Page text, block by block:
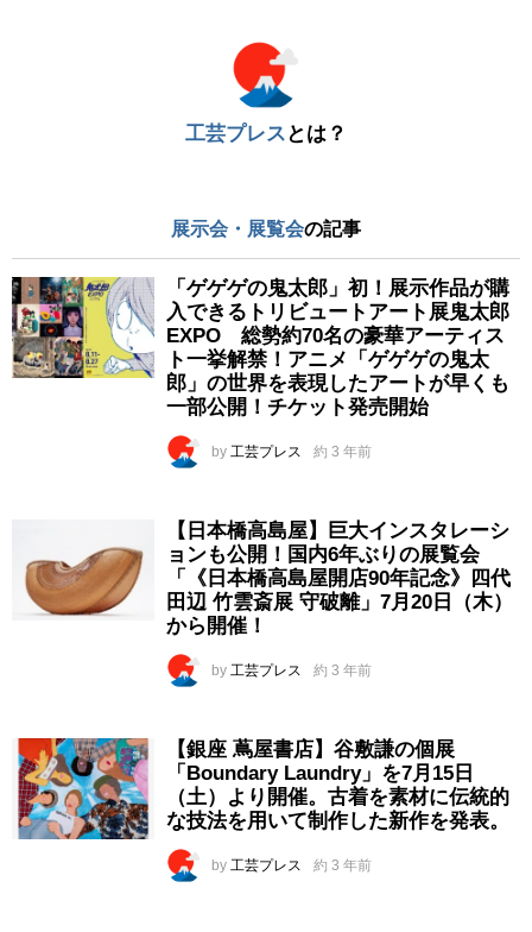
工芸プレス とは？
展示会・展覧会の記事
「ゲゲゲの鬼太郎」初！展示作品が購
入できるトリビュートアート展鬼太郎
EXPO 総勢約70名の豪華アーティス
ト一挙解禁！アニメ「ゲゲゲの鬼太
郎」の世界を表現したアートが早くも
一部公開！チケット発売開始
by 工芸プレス 約 3 年前
【日本橋高島屋】巨大インスタレーシ
ョンも公開！国内6年ぶりの展覧会
「《日本橋高島屋開店90年記念》四代
田辺 竹雲斎展 守破離」7月20日（木）
から開催！
by 工芸プレス 約 3 年前
【銀座 蔦屋書店】谷敷謙の個展
「Boundary Laundry」を7月15日
（土）より開催。古着を素材に伝統的
な技法を用いて制作した新作を発表。
by 工芸プレス 約 3 年前